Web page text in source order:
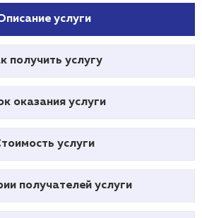
услуги
получить услугу
оказания услуги
услуги
получателей услуги